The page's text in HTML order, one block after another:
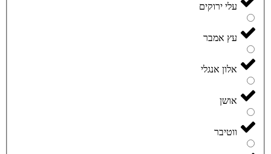
עלי ירוקים
עץ אמבר
אלון אנגלי
אושן
ווטיבר